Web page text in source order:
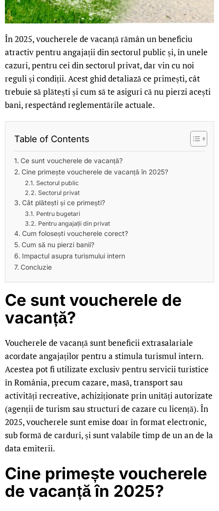
În 2025, voucherele de vacanță rămân un beneficiu
atractiv pentru angajații din sectorul public și, în unele
cazuri, pentru cei din sectorul privat, dar vin cu noi
reguli și condiții. Acest ghid detaliază ce primești, cât
trebuie să plătești și cum să te asiguri că nu pierzi acești
bani, respectând reglementările actuale.
Table of Contents
Ce sunt voucherele de vacanță?
Cine primește voucherele de vacanță în 2025?
Sectorul public
Sectorul privat
Cât plătești și ce primești?
Pentru bugetari
Pentru angajații din privat
Cum folosești voucherele corect?
Cum să nu pierzi banii?
Impactul asupra turismului intern
Concluzie
Ce sunt voucherele de
vacanță?
Voucherele de vacanță sunt beneficii extrasalariale
acordate angajaților pentru a stimula turismul intern.
Acestea pot fi utilizate exclusiv pentru servicii turistice
în România, precum cazare, masă, transport sau
activități recreative, achiziționate prin unități autorizate
(agenții de turism sau structuri de cazare cu licență). În
2025, voucherele sunt emise doar în format electronic,
sub formă de carduri, și sunt valabile timp de un an de la
data emiterii.
Cine primește voucherele
de vacanță în 2025?